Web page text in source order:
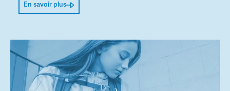
En savoir plus